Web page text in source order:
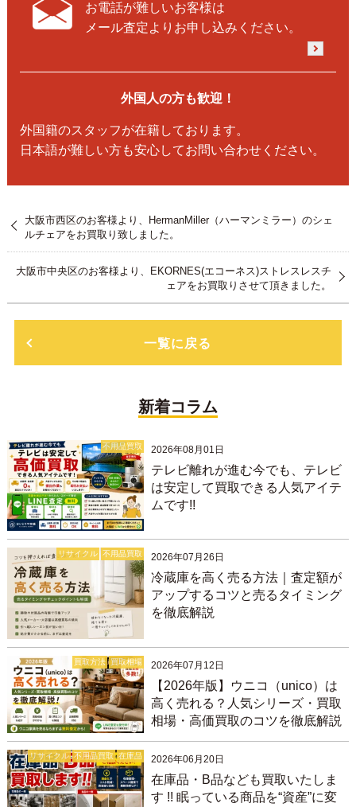
お電話が難しいお客様は
メール査定よりお申し込みください。
外国人の方も歓迎！
外国籍のスタッフが在籍しております。
日本語が難しい方も安心してお問い合わせください。
大阪市西区のお客様より、HermanMiller（ハーマンミラー）のシェ
ルチェアをお買取り致しました。
大阪市中央区のお客様より、EKORNES(エコーネス)ストレスレスチ
ェアをお買取りさせて頂きました。
一覧に戻る
新着コラム
不用品買取 2026年08月01日
テレビ離れが進む今でも、テレビ
は安定して買取できる人気アイテ
ムです!!
リサイクル 不用品買取 2026年07月26日
冷蔵庫を高く売る方法｜査定額が
アップするコツと売るタイミング
を徹底解説
買取方法 買取相場 2026年07月12日
【2026年版】ウニコ（unico）は
高く売れる？人気シリーズ・買取
相場・高価買取のコツを徹底解説
リサイクル 不用品買取 在庫品 2026年06月20日
在庫品・B品なども買取いたしま
す !! 眠っている商品を“資産”に変